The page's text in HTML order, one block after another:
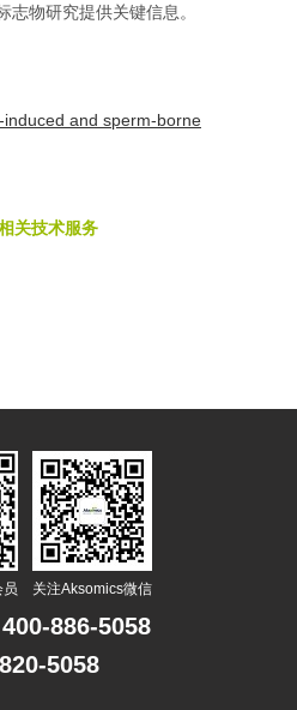
志物研究提供关键信息。
and sperm-borne
关技术服务
员 关注Aksomics微信
400-886-5058
5058